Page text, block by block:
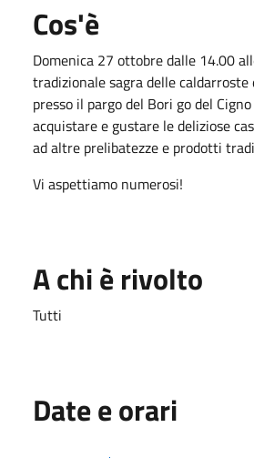
Cos'è
Domenica 27 ottobre dalle 14.00
tradizionale sagra delle caldarroste
presso il pargo del Bori go del
acquistare e gustare le deliziose
ad altre prelibatezze e prodotti
Vi aspettiamo numerosi!
A chi è rivolto
Tutti
Date e orari